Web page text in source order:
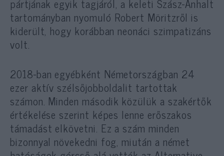
pártjának egyik tagjáról, a keleti Szász-Anhalt
tartományban nyomuló Robert Möritzről is
kiderült, hogy korábban neonáci szimpatizáns
volt.
2018-ban egyébként Németországban 24
ezer aktív szélsőjobboldalit tartottak
számon. Minden második közülük a szakértők
értékelése szerint képes lenne erőszakos
támadást elkövetni. Ez a szám minden
bizonnyal növekedni fog, miután a német